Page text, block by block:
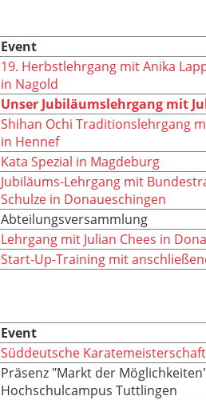
Event
19. Herbstlehrgang mit Anika
in Nagold
Unser Jubiläumslehrgang mit
Shihan Ochi Traditionslehrgang
in Hennef
Kata Spezial in Magdeburg
Jubiläums-Lehrgang mit
Schulze in Donaueschingen
Abteilungsversammlung
Lehrgang mit Julian Chees in
Start-Up-Training mit
Event
Süddeutsche
Präsenz "Markt der
Hochschulcampus Tuttlingen